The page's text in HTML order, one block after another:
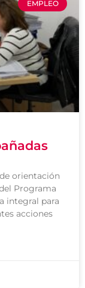
EMPLEO
orientación
Programa
integral para
acciones